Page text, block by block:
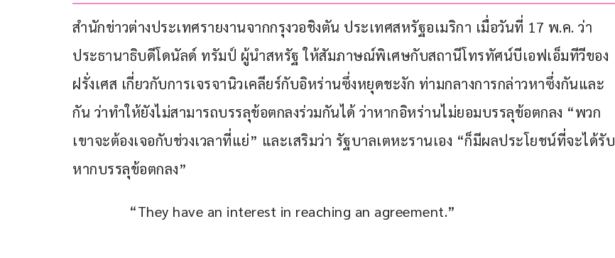
สำนักข่าวต่างประเทศรายงานจากกรุงวอชิงตัน ประเทศสหรัฐอเมริกา เมื่อวันที่ 17 พ.ค. ว่า
ประธานาธิบดีโดนัลด์ ทรัมป์ ผู้นำสหรัฐ ให้สัมภาษณ์พิเศษกับสถานีโทรทัศน์บีเอฟเอ็มทีวีของ
ฝรั่งเศส เกี่ยวกับการเจรจานิวเคลียร์กับอิหร่านซึ่งหยุดชะงัก ท่ามกลางการกล่าวหาซึ่งกันและ
กัน ว่าทำให้ยังไม่สามารถบรรลุข้อตกลงร่วมกันได้ ว่าหากอิหร่านไม่ยอมบรรลุข้อตกลง “พวก
เขาจะต้องเจอกับช่วงเวลาที่แย่” และเสริมว่า รัฐบาลเตหะรานเอง “ก็มีผลประโยชน์ที่จะได้รับ
หากบรรลุข้อตกลง”
“They have an interest in reaching an agreement.”